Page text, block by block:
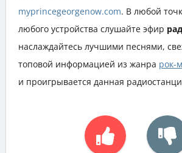
myprincegeorgenow.com. В любой
любого устройства слушайте эфир
наслаждайтесь лучшими песнями,
топовой информацией из жанра рок-
и проигрывается данная